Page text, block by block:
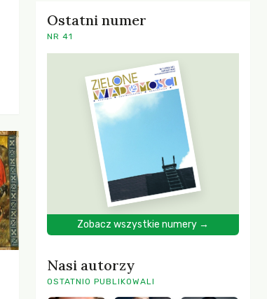
Ostatni numer
NR 41
Zobacz wszystkie numery →
Nasi autorzy
OSTATNIO PUBLIKOWALI